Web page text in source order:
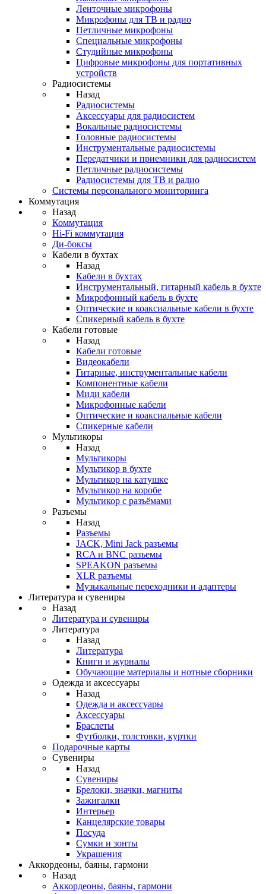
Ленточные микрофоны
Микрофоны для ТВ и радио
Петличные микрофоны
Специальные микрофоны
Студийные микрофоны
Цифровые микрофоны для портативных
устройств
Радиосистемы
Назад
Радиосистемы
Аксессуары для радиосистем
Вокальные радиосистемы
Головные радиосистемы
Инструментальные радиосистемы
Передатчики и приемники для радиосистем
Петличные радиосистемы
Радиосистемы для ТВ и радио
Системы персонального мониторинга
Коммутация
Назад
Коммутация
Hi-Fi коммутация
Ди-боксы
Кабели в бухтах
Назад
Кабели в бухтах
Инструментальный, гитарный кабель в бухте
Микрофонный кабель в бухте
Оптические и коаксиальные кабели в бухте
Спикерный кабель в бухте
Кабели готовые
Назад
Кабели готовые
Видеокабели
Гитарные, инструментальные кабели
Компонентные кабели
Миди кабели
Микрофонные кабели
Оптические и коаксиальные кабели
Спикерные кабели
Мультикоры
Назад
Мультикоры
Мультикор в бухте
Мультикор на катушке
Мультикор на коробе
Мультикор с разъёмами
Разъемы
Назад
Разъемы
JACK, Mini Jack разъемы
RCA и BNC разъемы
SPEAKON разъемы
XLR разъемы
Музыкальные переходники и адаптеры
Литература и сувениры
Назад
Литература и сувениры
Литература
Назад
Литература
Книги и журналы
Обучающие материалы и нотные сборники
Одежда и аксессуары
Назад
Одежда и аксессуары
Аксессуары
Браслеты
Футболки, толстовки, куртки
Подарочные карты
Сувениры
Назад
Сувениры
Брелоки, значки, магниты
Зажигалки
Интерьер
Канцелярские товары
Посуда
Сумки и зонты
Украшения
Аккордеоны, баяны, гармони
Назад
Аккордеоны, баяны, гармони